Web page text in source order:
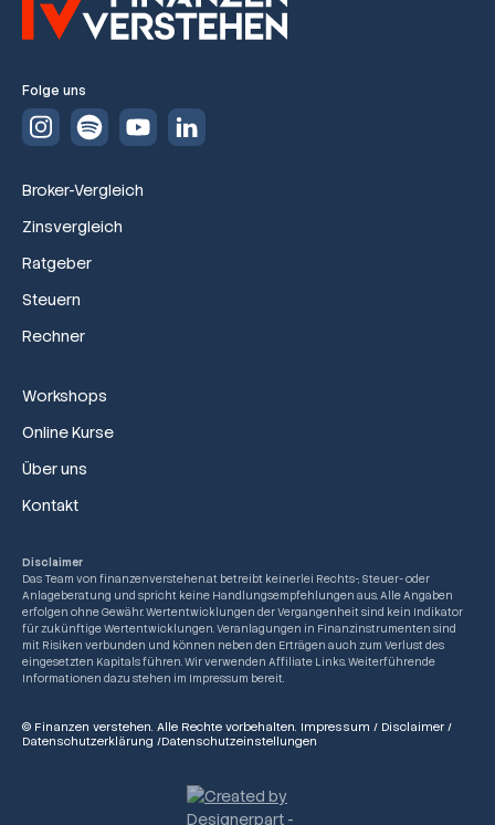
Folge uns
Broker-Vergleich
Zinsvergleich
Ratgeber
Steuern
Rechner
Workshops
Online Kurse
Über uns
Kontakt
Disclaimer
Das Team von finanzenverstehen.at betreibt keinerlei Rechts-, Steuer- oder
Anlageberatung und spricht keine Handlungsempfehlungen aus. Alle Angaben
erfolgen ohne Gewähr. Wertentwicklungen der Vergangenheit sind kein Indikator
für zukünftige Wertentwicklungen. Veranlagungen in Finanzinstrumenten sind
mit Risiken verbunden und können neben den Erträgen auch zum Verlust des
eingesetzten Kapitals führen. Wir verwenden Affiliate Links. Weiterführende
Informationen dazu stehen im Impressum bereit.
© Finanzen verstehen. Alle Rechte vorbehalten. Impressum / Disclaimer /
Datenschutzerklärung /Datenschutzeinstellungen